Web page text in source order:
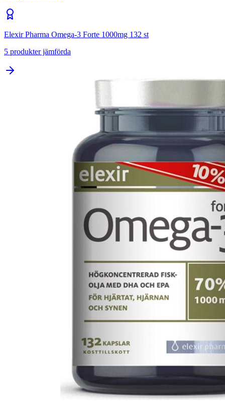
Elexir Pharma Omega-3 Forte 1000mg 132 st
5 produkter jämförda